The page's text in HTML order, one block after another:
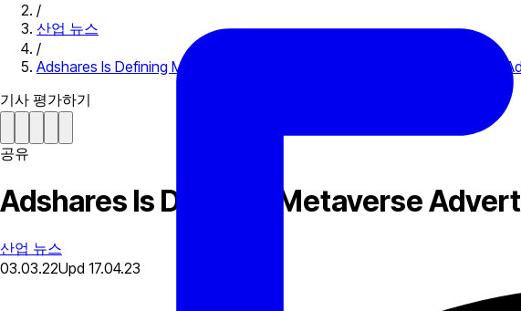
/
산업 뉴스
/
Adshares Is Defining Metaverse Advertising With The First Interactive 3D
기사 평가하기
공유
Adshares Is Defining Metaverse
산업 뉴스
03.03.22Upd 17.04.23